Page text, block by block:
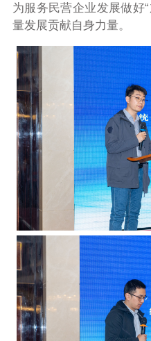
为服务民营企业发展做好
量发展贡献自身力量。